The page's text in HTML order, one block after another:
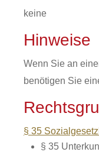
keine
Hinweise
Wenn Sie an
benötigen Sie
§ 35
§ 35